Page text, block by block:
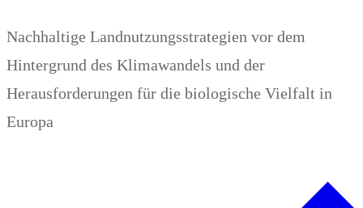
Inhalt
springen
Nachhaltige Landnutzungsstrategien vor dem
Hintergrund des Klimawandels und der
Herausforderungen für die biologische Vielfalt in
Europa